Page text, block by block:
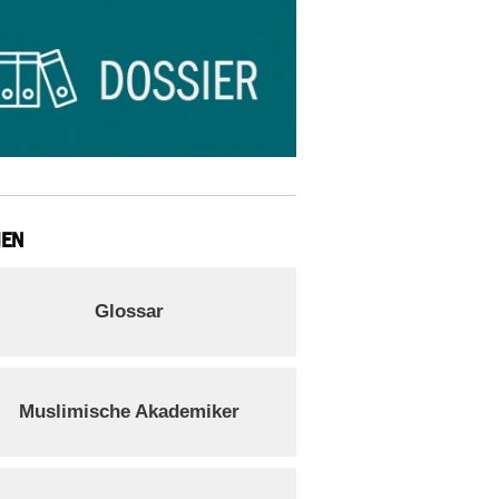
Glossar
Muslimische Akademiker